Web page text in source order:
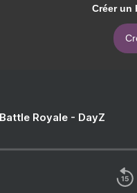
Créer un
Royale - DayZ